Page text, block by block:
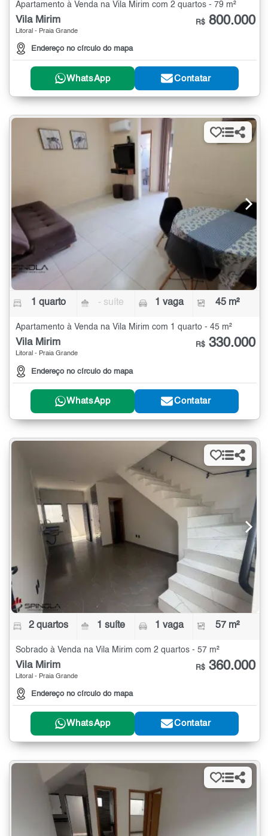
Apartamento à Venda na Vila Mirim com 2 quartos - 79 m²
Vila Mirim
Litoral - Praia Grande
Endereço no círculo do mapa
R$ 800.000
WhatsApp Contatar
1 quarto - suíte 1 vaga 45 m²
Apartamento à Venda na Vila Mirim com 1 quarto - 45 m²
Vila Mirim
Litoral - Praia Grande
Endereço no círculo do mapa
R$ 330.000
WhatsApp Contatar
2 quartos 1 suíte 1 vaga 57 m²
Sobrado à Venda na Vila Mirim com 2 quartos - 57 m²
Vila Mirim
Litoral - Praia Grande
Endereço no círculo do mapa
R$ 360.000
WhatsApp Contatar